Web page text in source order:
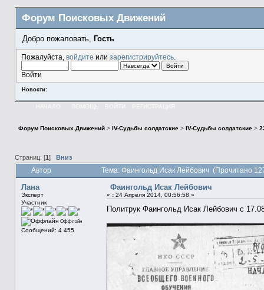
Форум Поисковых Движений
Добро пожаловать, Гость
Пожалуйста, войдите или зарегистрируйтесь.
Войти
Новости:
НАЧАЛО ПОМОЩЬ ВОЙТИ РЕГИСТРАЦИЯ
Форум Поисковых Движений> IV-Судьбы солдатские> IV-Судьбы солдатские>
Страниц: [1 ] Вниз
Автор Тема: Фаингольд Исак Лейбович (Прочитано
Лана
Эксперт
Участник
Оффлайн
Сообщений: 4 455
Фаингольд Исак Лейбович
« :24 Апреля 2014, 00:56:58 »
Политрук Фаингольд Исак Лейбович с